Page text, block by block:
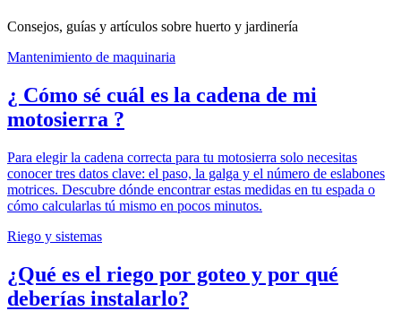
Consejos, guías y artículos sobre huerto y jardinería
Mantenimiento de maquinaria
¿ Cómo sé cuál es la cadena de mi
motosierra ?
Para elegir la cadena correcta para tu motosierra solo necesitas
conocer tres datos clave: el paso, la galga y el número de eslabones
motrices. Descubre dónde encontrar estas medidas en tu espada o
cómo calcularlas tú mismo en pocos minutos.
Riego y sistemas
¿Qué es el riego por goteo y por qué
deberías instalarlo?